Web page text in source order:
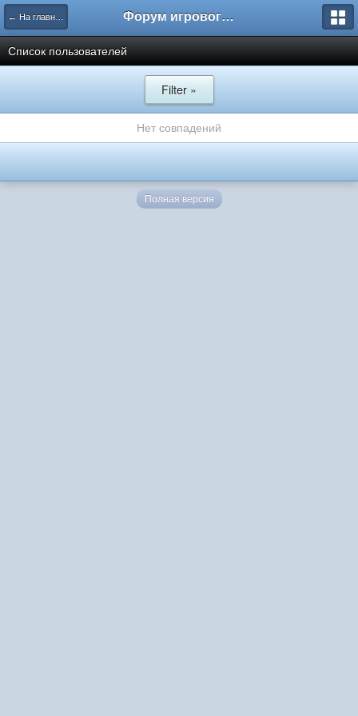
← На главную Форум игрового проекта Riverrise
Список пользователей
Filter »
Нет совпадений
Полная версия